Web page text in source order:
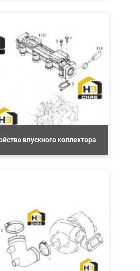
впускного коллектора